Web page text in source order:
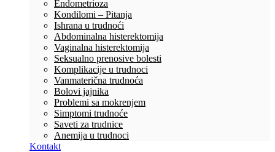
Endometrioza
Kondilomi – Pitanja
Ishrana u trudnoći
Abdominalna histerektomija
Vaginalna histerektomija
Seksualno prenosive bolesti
Komplikacije u trudnoci
Vanmaterična trudnoća
Bolovi jajnika
Problemi sa mokrenjem
Simptomi trudnoće
Saveti za trudnice
Anemija u trudnoci
Kontakt